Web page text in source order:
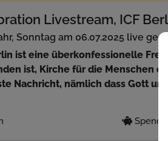
Livestream, ICF
Sonntag am 06.07.2025 live
ist eine überkonfessionelle
ist, Kirche für die Menschen
Nachricht, nämlich dass Gott
möchte, wollen wir auf eine
unsere Liebe für das Leben und
die ins Herz geht. Wir